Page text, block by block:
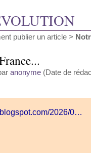
publier un article >
anonyme (Date de
2026/0…